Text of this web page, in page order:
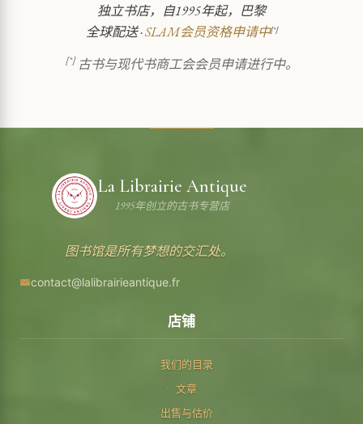
独立书店，自1995年起，巴黎
全球配送 ·SLAM会员资格申请中[*]
[*]古书与现代书商工会会员申请进行中。
La Librairie Antique
1995年创立的古书专营店
图书馆是所有梦想的交汇处。
contact@lalibrairieantique.fr
店铺
我们的目录
文章
出售与估价